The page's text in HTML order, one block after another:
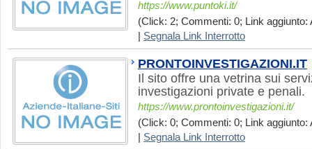
https://www.puntoki.it/
(Click: 2; Commenti: 0; Link aggiunto:
Segnala Link Interrotto
PRONTOINVESTIGAZIONI.IT
Il sito offre una vetrina sui
investigazioni private e penali.
https://www.prontoinvestigazioni.it/
(Click: 0; Commenti: 0; Link aggiunto:
Segnala Link Interrotto